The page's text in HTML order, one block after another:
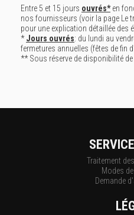
Entre 5 et 15 jours ouvrés*en
nos fournisseurs (voir la page
pour une explication détaillée des
*Jours ouvrés: du lundi au
fermetures annuelles (fêtes de fin
** Sous réserve de disponibilité
Traitement
Modes
Demande